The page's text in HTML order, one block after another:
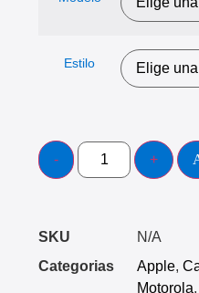
Estilo
SKU
N/A
Categorias
Apple,
Motorola,